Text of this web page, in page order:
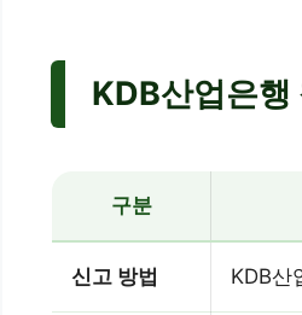
KDB산업은행
구분
신고 방법 KDB산